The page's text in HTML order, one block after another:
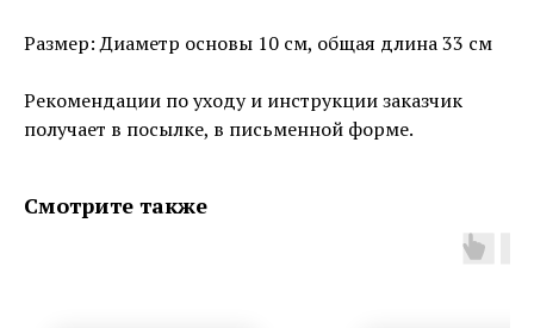
Размер: Диаметр основы 10 см, общая длина 33 см
Рекомендации по уходу и инструкции заказчик
получает в посылке, в письменной форме.
Смотрите также